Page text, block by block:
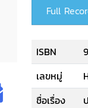
Full
ISBN
เลขหมู่
ชื่อเรื่อง